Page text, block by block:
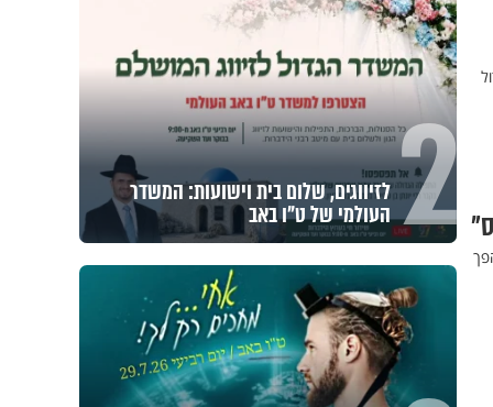
2 לזיווגים, שלום בית וישועות: המשדר
העולמי של ט"ו באב